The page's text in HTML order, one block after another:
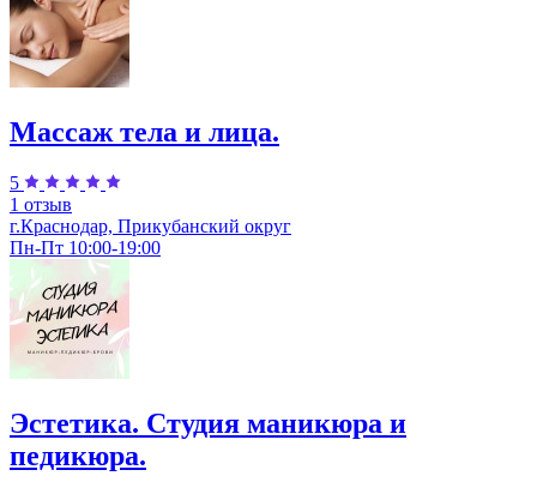
Массаж тела и лица.
5
1 отзыв
г.Краснодар, Прикубанский округ
Пн-Пт 10:00-19:00
Эстетика. Студия маникюра и
педикюра.